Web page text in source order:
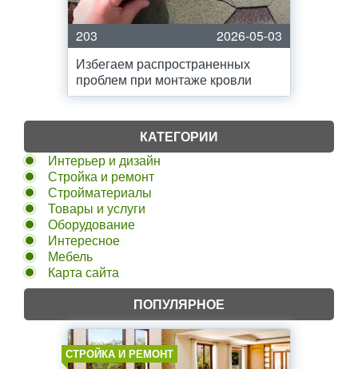
203
2026-05-03
Избегаем распространенных
проблем при монтаже кровли
КАТЕГОРИИ
Интерьер и дизайн
Стройка и ремонт
Стройматериалы
Товары и услуги
Оборудование
Интересное
Мебель
Карта сайта
ПОПУЛЯРНОЕ
СТРОЙКА И РЕМОНТ